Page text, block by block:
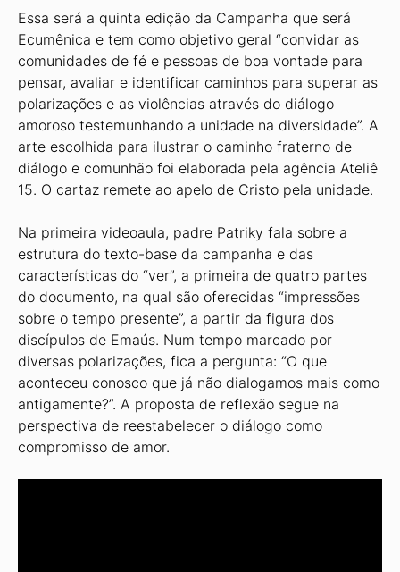
Essa será a quinta edição da Campanha que será
Ecumênica e tem como objetivo geral “convidar as
comunidades de fé e pessoas de boa vontade para
pensar, avaliar e identificar caminhos para superar as
polarizações e as violências através do diálogo
amoroso testemunhando a unidade na diversidade”. A
arte escolhida para ilustrar o caminho fraterno de
diálogo e comunhão foi elaborada pela agência Ateliê
15. O cartaz remete ao apelo de Cristo pela unidade.
Na primeira videoaula, padre Patriky fala sobre a
estrutura do texto-base da campanha e das
características do “ver”, a primeira de quatro partes
do documento, na qual são oferecidas “impressões
sobre o tempo presente”, a partir da figura dos
discípulos de Emaús. Num tempo marcado por
diversas polarizações, fica a pergunta: “O que
aconteceu conosco que já não dialogamos mais como
antigamente?”. A proposta de reflexão segue na
perspectiva de reestabelecer o diálogo como
compromisso de amor.